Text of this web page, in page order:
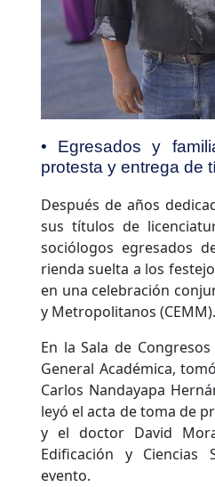
• Egresados y
protesta y entrega de
Después de años
sus títulos de
sociólogos egresados
rienda suelta a los
en una celebración
y Metropolitanos (CEMM).
En la Sala de
General Académica,
Carlos Nandayapa
leyó el acta de toma de
y el doctor David
Edificación y Ciencias
evento.